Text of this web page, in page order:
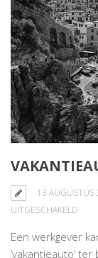
13 AUGUSTUS
UITGESCHAKELD
EN
Een werkgever
‘vakantieauto’